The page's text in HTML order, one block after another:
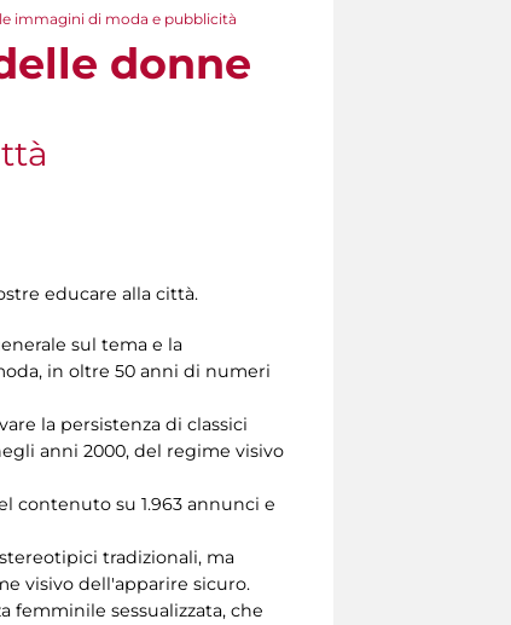
immagini di moda e pubblicità
donne
educare alla città.
sul tema e la
in oltre 50 anni di numeri
la persistenza di classici
anni 2000, del regime visivo
contenuto su 1.963 annunci e
tradizionali, ma
visivo dell'apparire sicuro.
femminile sessualizzata, che